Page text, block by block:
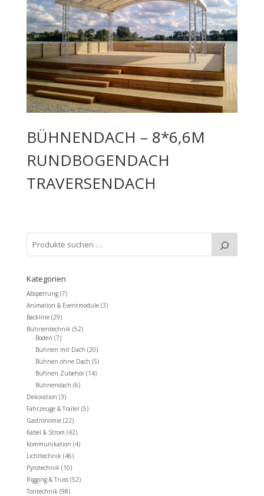
BÜHNENDACH – 8*6,6M
RUNDBOGENDACH
TRAVERSENDACH
Kategorien
Absperrung (7)
Animation & Eventmodule (3)
Backline (29)
Bühnentechnik (52)
Boden (7)
Bühnen mit Dach (20)
Bühnen ohne Dach (5)
Bühnen Zubehör (14)
Bühnendach (6)
Dekoration (3)
Fahrzeuge & Trailer (5)
Gastronomie (22)
Kabel & Strom (42)
Kommunikation (4)
Lichttechnik (46)
Pyrotechnik (10)
Rigging & Truss (52)
Tontechnik (98)